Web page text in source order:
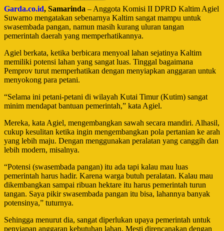
Garda.co.id, Samarinda – Anggota Komisi II DPRD Kaltim Agiel
Suwarno mengatakan sebenarnya Kaltim sangat mampu untuk
swasembada pangan, namun masih kurang uluran tangan
pemerintah daerah yang memperhatikannya.
Agiel berkata, ketika berbicara menyoal lahan sejatinya Kaltim
memiliki potensi lahan yang sangat luas. Tinggal bagaimana
Pemprov turut memperhatikan dengan menyiapkan anggaran untuk
menyokong para petani.
“Selama ini petani-petani di wilayah Kutai Timur (Kutim) sangat
minim mendapat bantuan pemerintah,” kata Agiel.
Mereka, kata Agiel, mengembangkan sawah secara mandiri. Alhasil,
cukup kesulitan ketika ingin mengembangkan pola pertanian ke arah
yang lebih maju. Dengan menggunakan peralatan yang canggih dan
lebih modern, misalnya.
“Potensi (swasembada pangan) itu ada tapi kalau mau luas
pemerintah harus hadir. Karena warga butuh peralatan. Kalau mau
dikembangkan sampai ribuan hektare itu harus pemerintah turun
tangan. Saya pikir swasembada pangan itu bisa, lahannya banyak
potensinya,” tuturnya.
Sehingga menurut dia, sangat diperlukan upaya pemerintah untuk
penyiapan anggaran kebutuhan lahan. Mesti direncanakan dengan